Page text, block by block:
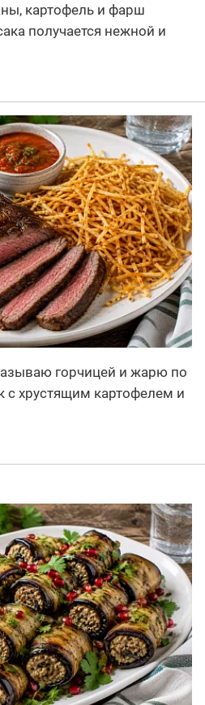
картофель и фарш
получается нежной и
горчицей и жарю по
с хрустящим картофелем и